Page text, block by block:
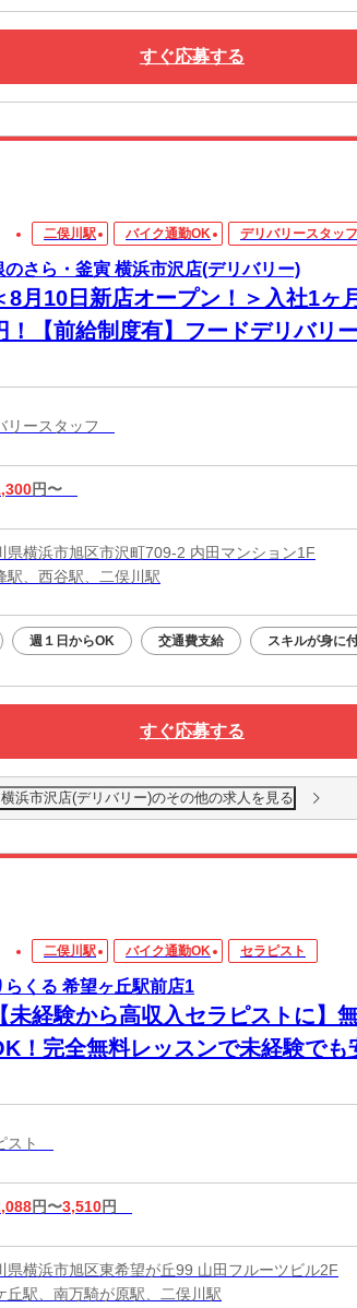
すぐ応募する
二俣川駅 バイク通勤OK デリバリースタッフ
のさら・釜寅 横浜市沢店(デリバリー)
8月10日新店オープン！＞入社1ヶ
！【前給制度有】フードデリバリ
リースタッフ
円〜
県横浜市旭区市沢町709-2 内田マンション1F
駅、西谷駅、二俣川駅
週１日からOK 交通費支給 スキルが身に
すぐ応募する
浜市沢店(デリバリー)のその他の求人を見る
二俣川駅 バイク通勤OK セラピスト
らくる 希望ヶ丘駅前店1
【未経験から高収入セラピストに】
！完全無料レッスンで未経験でも
スト
円〜3,510円
県横浜市旭区東希望が丘99 山田フルーツビル2F
丘駅、南万騎が原駅、二俣川駅